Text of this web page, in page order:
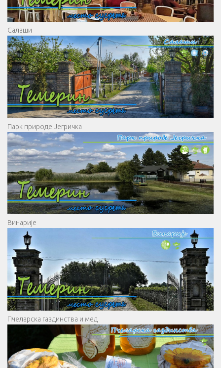
Салаши
Парк природе Јегричка
Винарије
Пчеларска газдинства и мед